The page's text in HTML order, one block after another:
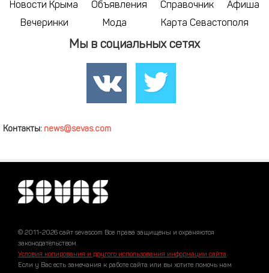
Новости Крыма Объявления Справочник
Афиша
Вечеринки
Мода Карта Севастополя
Мы в социальных сетях
Контакты: news@sevas.com
© 2011-2026 сайт sevascom Все права защищены и охраняются
законодательством.
Условия копирования и другого использования информации сайта.
Если у Вас есть замечания к работе сайта или вы хотите помочь нам